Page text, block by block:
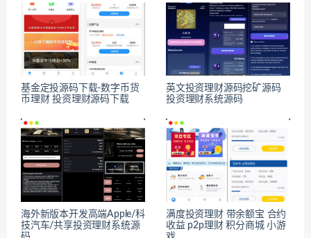
基金定投源码下载-数字币货
币理财 投资理财源码下载
英文投资理财源码挖矿源码
投资理财系统源码
海外新版本开发高端Apple/科
技汽车/共享投资理财系统源
满度投资理财 带余额宝 合约
收益 p2p理财 积分商城 小游